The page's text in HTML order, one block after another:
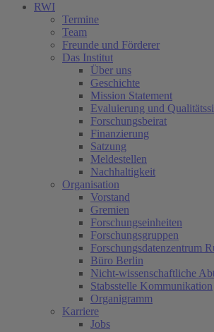
RWI
Termine
Team
Freunde und Förderer
Das Institut
Über uns
Geschichte
Mission Statement
Evaluierung und
Forschungsbeirat
Finanzierung
Satzung
Meldestellen
Nachhaltigkeit
Organisation
Vorstand
Gremien
Forschungseinheiten
Forschungsgruppen
Forschungsdatenzentrum
Büro Berlin
Nicht-wissenschaftliche
Stabsstelle Kommunikation
Organigramm
Karriere
Jobs